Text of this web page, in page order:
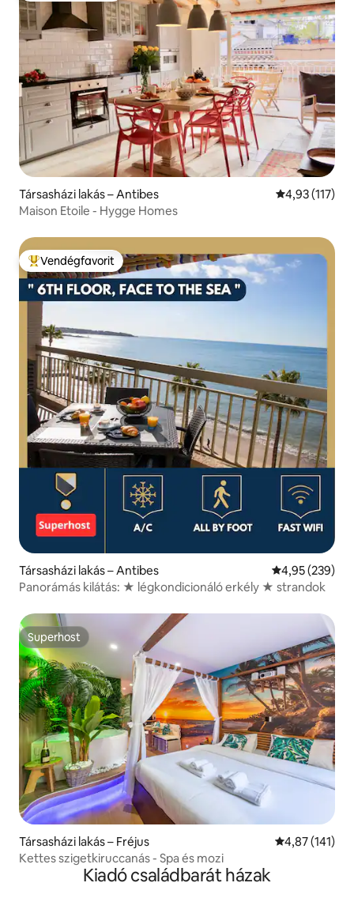
Társasházi lakás – Antibes Átlagos
4,93 (117)
Maison Etoile - Hygge Homes
Kiemelt vendégfavorit
Vendégfavorit
Társasházi lakás – Antibes Átlagos
4,95 (239)
Panorámás kilátás: ★ légkondicionáló erkély ★ strandok
Superhost
Superhost
Társasházi lakás – Fréjus Átlagos
4,87 (141)
Kettes szigetkiruccanás - Spa és mozi
Kiadó családbarát házak